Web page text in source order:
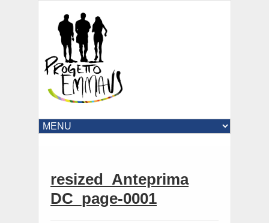
resized_Anteprima
DC_page-0001